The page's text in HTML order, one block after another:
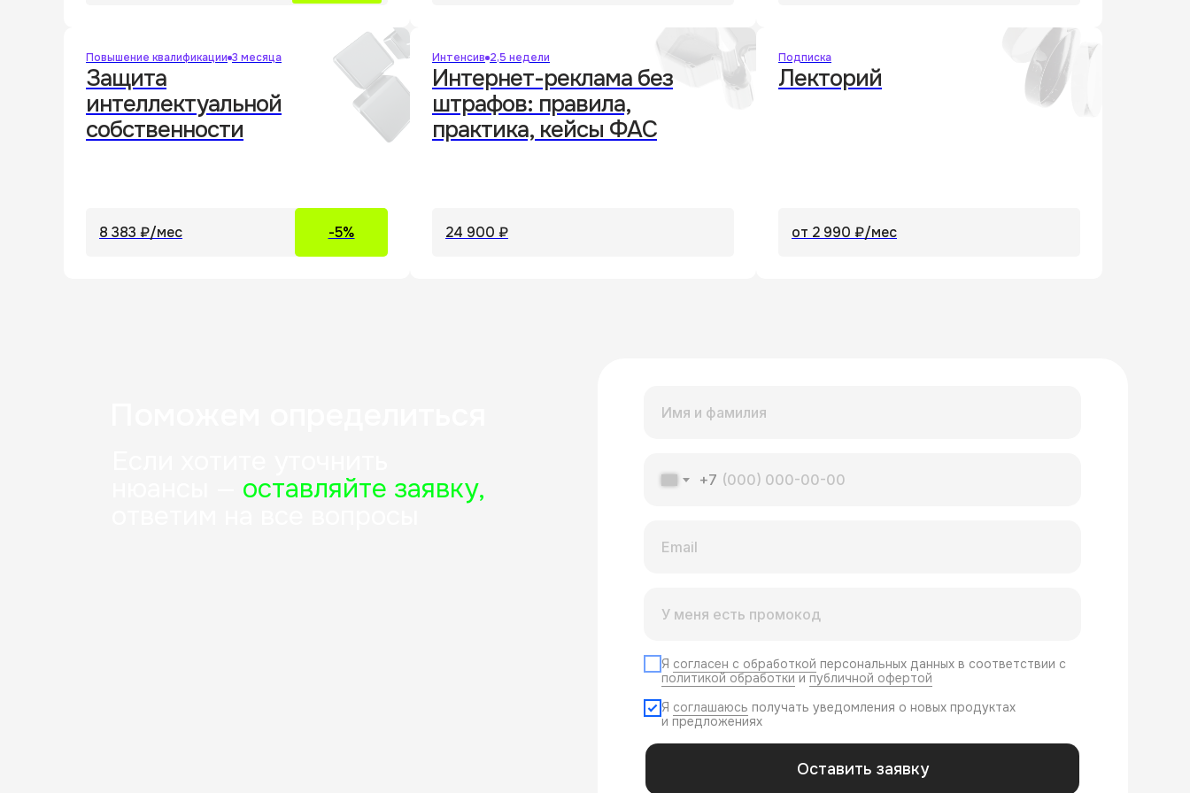
Повышение квалификации 3 месяца
Защита
интеллектуальной
собственности
8 383 ₽/мес -5%
Интенсив 2,5 недели
Интернет-реклама без
штрафов: правила,
практика, кейсы ФАС
24 900 ₽
Подписка
Лекторий
от 2 990 ₽/мес
оставляйте заявку,
+7
Я согласен с обработкой персональных данных в соответствии с
политикой обработкиипубличной офертой
Я соглашаюсь получать уведомления о новых продуктах
и предложениях
Оставить заявку